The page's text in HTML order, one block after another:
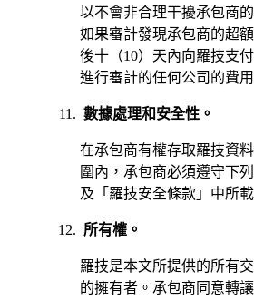
以不會非合理干擾承包商
如果審計發現承包商的超
後十（10）天內向羅技支
進行審計的任何公司的費
數據處理和安全性。
在承包商有權存取羅技資
圍內，承包商必須遵守下
及「羅技安全條款」中所
所有權。
羅技是本文所提供的所有
的擁有者。承包商同意轉